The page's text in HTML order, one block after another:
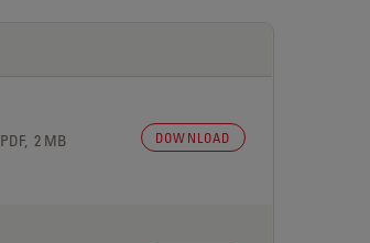
PDF, 2 MB DOWNLOAD